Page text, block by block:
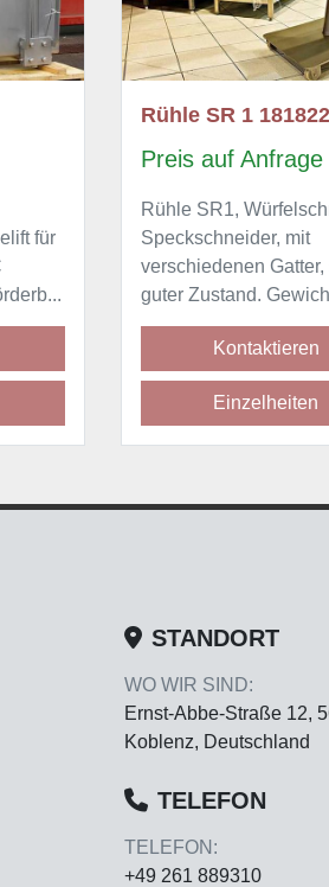
für
Rühle SR 1 181822
Preis auf Anfrage
Rühle SR1,
Speckschneider, mit
verschiedenen Gatter,
guter Zustand.
Kontaktieren
Einzelheiten
STANDORT
WO WIR SIND:
Ernst-Abbe-Straße 12,
Koblenz, Deutschland
TELEFON
TELEFON:
+49 261 889310